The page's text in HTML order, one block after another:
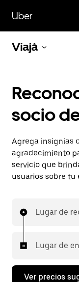
contenido
principal
Uber
Viajá
socio
Agrega insignias
agradecimiento
servicio que
usuarios sobre tu
Lugar de
Lugar de
Ver precios